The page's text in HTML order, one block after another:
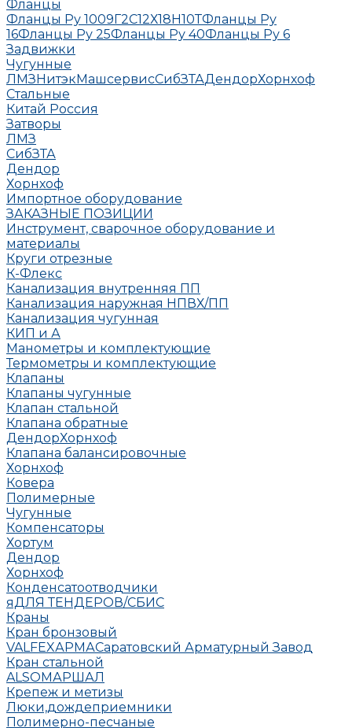
Фланцы
Фланцы Ру 1009Г2С12Х18Н10ТФланцы Ру
16Фланцы Ру 25Фланцы Ру 40Фланцы Ру 6
Задвижки
Чугунные
ЛМЗНитэкМашсервисСибЗТАДендорХорнхоф
Стальные
Китай Россия
Затворы
ЛМЗ
СибЗТА
Дендор
Хорнхоф
Импортное оборудование
ЗАКАЗНЫЕ ПОЗИЦИИ
Инструмент, сварочное оборудование и
материалы
Круги отрезные
К-Флекс
Канализация внутренняя ПП
Канализация наружная НПВХ/ПП
Канализация чугунная
КИП и А
Манометры и комплектующие
Термометры и комплектующие
Клапаны
Клапаны чугунные
Клапан стальной
Клапана обратные
ДендорХорнхоф
Клапана балансировочные
Хорнхоф
Ковера
Полимерные
Чугунные
Компенсаторы
Хортум
Дендор
Хорнхоф
Конденсатоотводчики
яДЛЯ ТЕНДЕРОВ/СБИС
Краны
Кран бронзовый
VALFEXАРМАСаратовский Арматурный Завод
Кран стальной
ALSOМАРШАЛ
Крепеж и метизы
Люки,дождеприемники
Полимерно-песчаные